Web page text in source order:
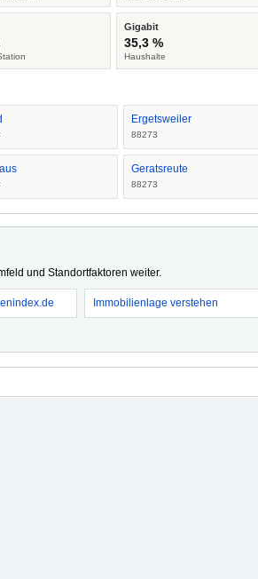
Gigabit
35,3 %
Haushalte
Ergetsweiler
88273
Geratsreute
88273
und Standortfaktoren weiter.
Immobilienlage verstehen